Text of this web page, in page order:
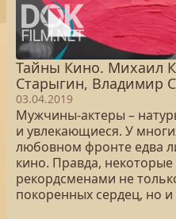
Тайны Кино. Михаил
Старыгин, Владимир
03.04.2019
Мужчины-актеры –
и увлекающиеся. У
любовном фронте едва
кино. Правда, некоторые
рекордсменами не
покоренных сердец, но